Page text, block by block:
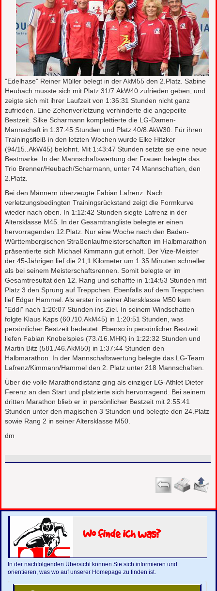
"Edelhase" Reiner Müller belegt in der AkM55 den 2.Platz. Sabine
Heubach musste sich mit Platz 31/7.AkW40 zufrieden geben, und
zeigte sich mit ihrer Laufzeit von 1:36:31 Stunden nicht ganz
zufrieden. Eine Zehenverletzung verhinderte die angepeilte
Bestzeit. Silke Scharmann komplettierte die LG-Damen-
Mannschaft in 1:37:45 Stunden und Platz 40/8.AkW30. Für ihren
Trainingsfleiß in den letzten Wochen wurde Elke Hitzker
(94/15..AkW45) belohnt. Mit 1:43:47 Stunden setzte sie eine neue
Bestmarke. In der Mannschaftswertung der Frauen belegte das
Trio Brenner/Heubach/Scharmann, unter 74 Mannschaften, den
2.Platz.
Bei den Männern überzeugte Fabian Lafrenz. Nach
verletzungsbedingten Trainingsrückstand zeigt die Formkurve
wieder nach oben. In 1:12:42 Stunden siegte Lafrenz in der
Altersklasse M45. In der Gesamtrangliste belegte er einen
hervorragenden 12.Platz. Nur eine Woche nach den Baden-
Württembergischen Straßenlaufmeisterschaften im Halbmarathon
präsentierte sich Michael Kimmann gut erholt. Der Vize-Meister
der 45-Jährigen lief die 21,1 Kilometer um 1:35 Minuten schneller
als bei seinem Meisterschaftsrennen. Somit belegte er im
Gesamtresultat den 12. Rang und schaffte in 1:14:53 Stunden mit
Platz 3 den Sprung auf Treppchen. Ebenfalls auf dem Treppchen
lief Edgar Hammel. Als erster in seiner Altersklasse M50 kam
"Eddi" nach 1:20:07 Stunden ins Ziel. In seinem Windschatten
folgte Klaus Kaps (60./10.AkM45) in 1:20:51 Stunden, was
persönlicher Bestzeit bedeutet. Ebenso in persönlicher Bestzeit
liefen Fabian Knobelspies (73./16.MHK) in 1:22:32 Stunden und
Martin Bitz (581./46.AkM50) in 1:37:44 Stunden den
Halbmarathon. In der Mannschaftswertung belegte das LG-Team
Lafrenz/Kimmann/Hammel den 2. Platz unter 218 Mannschaften.
Über die volle Marathondistanz ging als einziger LG-Athlet Dieter
Ferenz an den Start und platzierte sich hervorragend. Bei seinem
dritten Marathon blieb er in persönlicher Bestzeit mit 2:55:41
Stunden unter den magischen 3 Stunden und belegte den 24.Platz
sowie Rang 2 in seiner Altersklasse M50.
dm
Wo finde ich was?
In der nachfolgenden Übersicht können Sie sich informieren und
orientieren, was wo auf unserer Homepage zu finden ist.